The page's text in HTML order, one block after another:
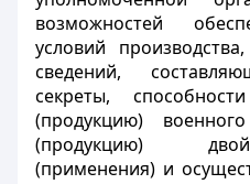
возможностей
условий
сведений,
секреты,
(продукцию)
(продукцию)
(применения) и